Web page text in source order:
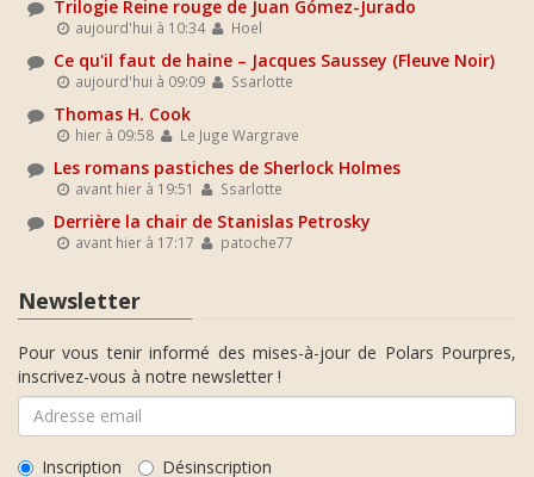
Trilogie Reine rouge de Juan Gómez-Jurado
aujourd'hui à 10:34 Hoel
Ce qu'il faut de haine – Jacques Saussey (Fleuve Noir)
aujourd'hui à 09:09 Ssarlotte
Thomas H. Cook
hier à 09:58 Le Juge Wargrave
Les romans pastiches de Sherlock Holmes
avant hier à 19:51 Ssarlotte
Derrière la chair de Stanislas Petrosky
avant hier à 17:17 patoche77
Newsletter
Pour vous tenir informé des mises-à-jour de Polars Pourpres,
inscrivez-vous à notre newsletter !
Inscription Désinscription